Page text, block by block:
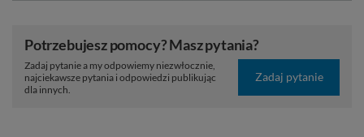
Potrzebujesz pomocy? Masz pytania?
Zadaj pytanie a my odpowiemy niezwłocznie,
najciekawsze pytania i odpowiedzi publikując
dla innych.
Zadaj pytanie